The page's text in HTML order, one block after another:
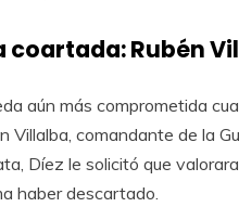
coartada: Rubén
aún más comprometida
Villalba, comandante de la
Díez le solicitó que
haber descartado.